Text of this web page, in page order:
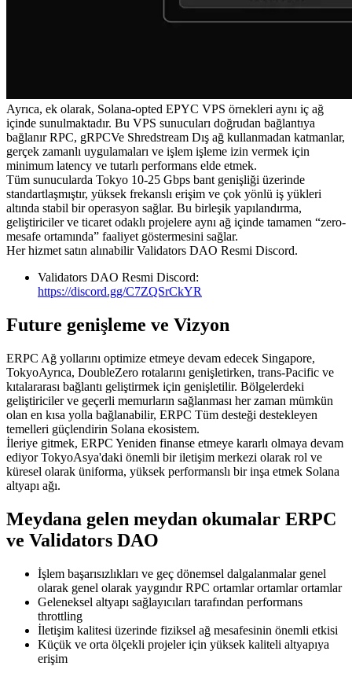
Ayrıca, ek olarak, Solana-opted EPYC VPS örnekleri aynı iç ağ
içinde sunulmaktadır. Bu VPS sunucuları doğrudan bağlantıya
bağlanır RPC, gRPCVe Shredstream Dış ağ kullanmadan katmanlar,
gerçek zamanlı uygulamaları ve işlem işleme izin vermek için
minimum latency ve tutarlı performans elde etmek.
Tüm sunucularda Tokyo 10-25 Gbps bant genişliği üzerinde
standartlaşmıştır, yüksek frekanslı erişim ve çok yönlü iş yükleri
altında stabil bir operasyon sağlar. Bu birleşik yapılandırma,
geliştiriciler ve ticaret odaklı projelere aynı ağ içinde tamamen “zero-
mesafe ortamında” faaliyet göstermesini sağlar.
Her hizmet satın alınabilir Validators DAO Resmi Discord.
Validators DAO Resmi Discord:
https://discord.gg/C7ZQSrCkYR
Future genişleme ve Vizyon
ERPC Ağ yollarını optimize etmeye devam edecek Singapore,
TokyoAyrıca, DoubleZero rotalarını genişletirken, trans-Pacific ve
kıtalararası bağlantı geliştirmek için genişletilir. Bölgelerdeki
geliştiriciler ve geçerli memurların sağlanması her zaman mümkün
olan en kısa yolla bağlanabilir, ERPC Tüm desteği destekleyen
temelleri güçlendirin Solana ekosistem.
İleriye gitmek, ERPC Yeniden finanse etmeye kararlı olmaya devam
ediyor TokyoAsya'daki önemli bir iletişim merkezi olarak rol ve
küresel olarak üniforma, yüksek performanslı bir inşa etmek Solana
altyapı ağı.
Meydana gelen meydan okumalar ERPC
ve Validators DAO
İşlem başarısızlıkları ve geç dönemsel dalgalanmalar genel
olarak genel olarak yaygındır RPC ortamlar ortamlar ortamlar
Geleneksel altyapı sağlayıcıları tarafından performans
throttling
İletişim kalitesi üzerinde fiziksel ağ mesafesinin önemli etkisi
Küçük ve orta ölçekli projeler için yüksek kaliteli altyapıya
erişim